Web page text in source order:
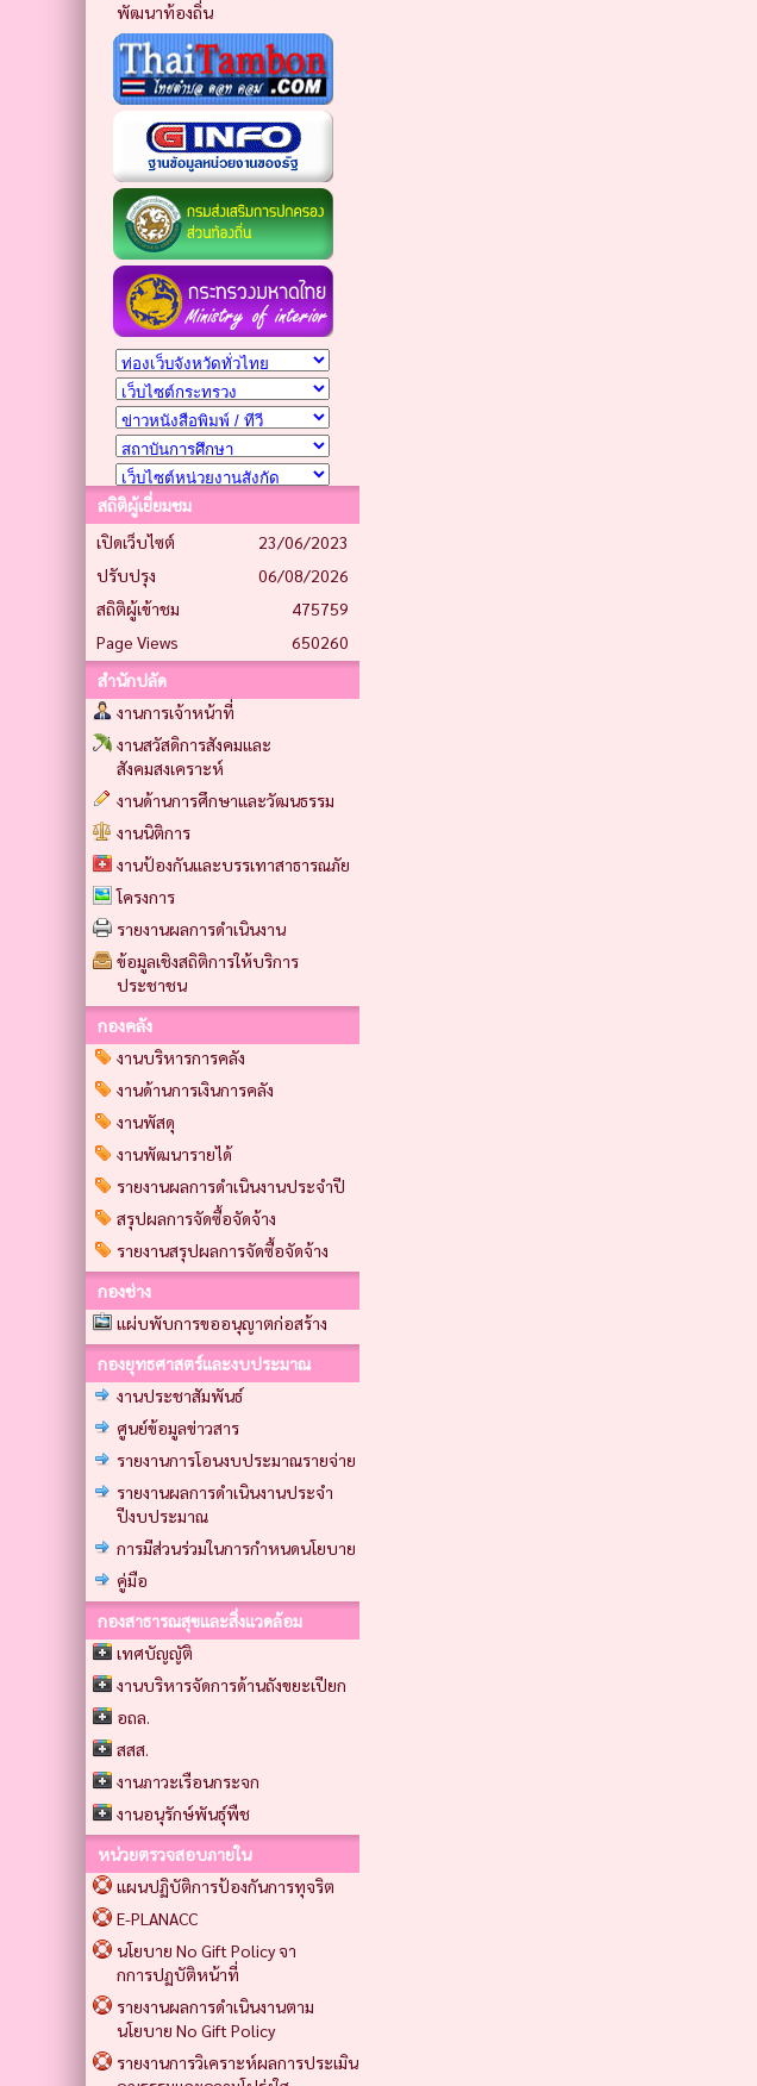
พัฒนาท้องถิ่น
สถิติผู้เยี่ยมชม
เปิดเว็บไซต์
23/06/2023
ปรับปรุง
06/08/2026
สถิติผู้เข้าชม
475759
Page Views
650260
สำนักปลัด
งานการเจ้าหน้าที่
งานสวัสดิการสังคมและ
สังคมสงเคราะห์
งานด้านการศึกษาและวัฒนธรรม
งานนิติการ
งานป้องกันและบรรเทาสาธารณภัย
โครงการ
รายงานผลการดำเนินงาน
ข้อมูลเชิงสถิติการให้บริการ
ประชาชน
กองคลัง
งานบริหารการคลัง
งานด้านการเงินการคลัง
งานพัสดุ
งานพัฒนารายได้
รายงานผลการดำเนินงานประจำปี
สรุปผลการจัดซื้อจัดจ้าง
รายงานสรุปผลการจัดซื้อจัดจ้าง
กองช่าง
แผ่บพับการขออนุญาตก่อสร้าง
กองยุทธศาสตร์และงบประมาณ
งานประชาสัมพันธ์
ศูนย์ข้อมูลข่าวสาร
รายงานการโอนงบประมาณรายจ่าย
รายงานผลการดำเนินงานประจำ
ปีงบประมาณ
การมีส่วนร่วมในการกำหนดนโยบาย
คู่มือ
กองสาธารณสุขและสิ่งแวดล้อม
เทศบัญญัติ
งานบริหารจัดการด้านถังขยะเปียก
อถล.
สสส.
งานภาวะเรือนกระจก
งานอนุรักษ์พันธุ์พืช
หน่วยตรวจสอบภายใน
แผนปฏิบัติการป้องกันการทุจริต
E-PLANACC
นโยบาย No Gift Policy จา
กการปฏบัติหน้าที่
รายงานผลการดำเนินงานตาม
นโยบาย No Gift Policy
รายงานการวิเคราะห์ผลการประเมิน